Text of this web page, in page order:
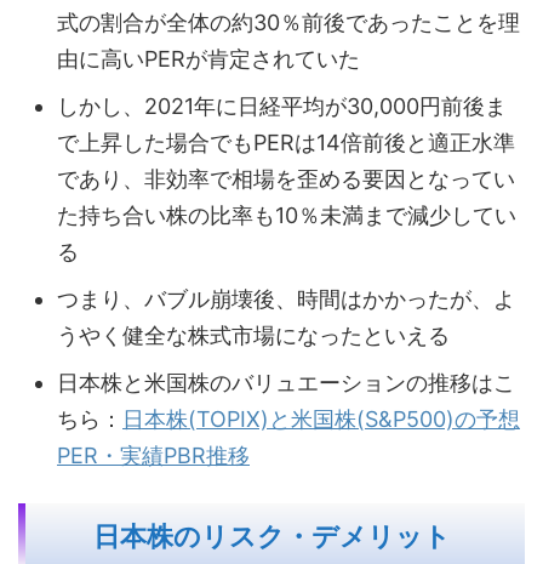
式の割合が全体の約30％前後であったことを理
由に高いPERが肯定されていた
しかし、2021年に日経平均が30,000円前後ま
で上昇した場合でもPERは14倍前後と適正水準
であり、非効率で相場を歪める要因となってい
た持ち合い株の比率も10％未満まで減少してい
る
つまり、バブル崩壊後、時間はかかったが、よ
うやく健全な株式市場になったといえる
日本株と米国株のバリュエーションの推移はこ
ちら： 日本株(TOPIX)と米国株(S&P500)の予想
PER・実績PBR推移
日本株のリスク・デメリット